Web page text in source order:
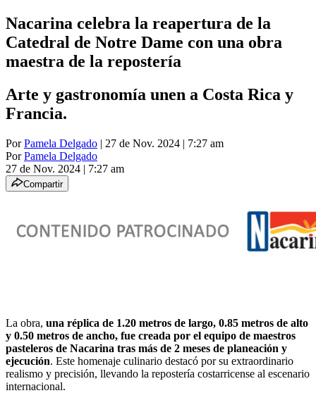
Nacarina celebra la reapertura de la
Catedral de Notre Dame con una obra
maestra de la repostería
Arte y gastronomía unen a Costa Rica y
Francia.
PorPamela Delgado | 27 de Nov. 2024 | 7:27 am
PorPamela Delgado
27 de Nov. 2024 | 7:27 am
Compartir
La obra, una réplica de 1.20 metros de largo, 0.85 metros de alto
y 0.50 metros de ancho, fue creada por el equipo de maestros
pasteleros de Nacarina tras más de 2 meses de planeación y
ejecución. Este homenaje culinario destacó por su extraordinario
realismo y precisión, llevando la repostería costarricense al escenario
internacional.